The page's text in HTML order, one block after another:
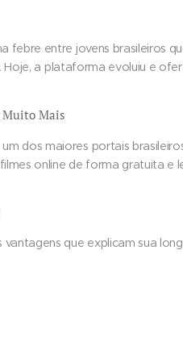
febre entre jovens brasileiros
a plataforma evoluiu e
Muito Mais
dos maiores portais
online de forma gratuita
que explicam sua